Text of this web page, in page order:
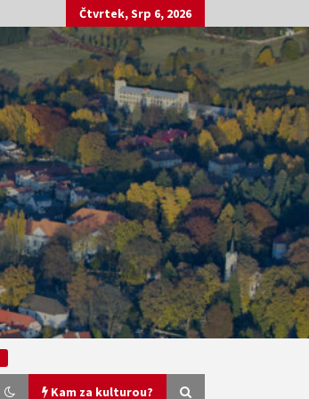
Čtvrtek, Srp 6, 2026
Kam za kulturou?